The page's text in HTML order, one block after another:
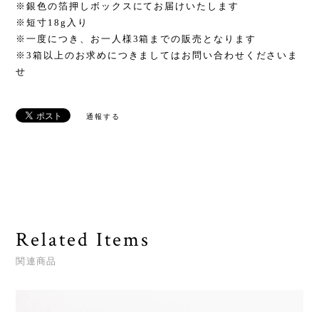
※銀色の箔押しボックスにてお届けいたします
※短寸18g入り
※一度につき、お一人様3箱までの販売となります
※3箱以上のお求めにつきましてはお問い合わせくださいま
せ
通報する
Related Items
関連商品